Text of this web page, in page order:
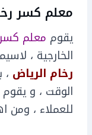
معلم كسر
يقوم معلم
الخارجية ،
رخام الرياض
الوقت ، و
للعملاء ،